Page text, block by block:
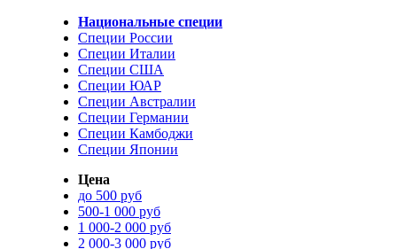
Национальные специи
Специи России
Специи Италии
Специи США
Специи ЮАР
Специи Австралии
Специи Германии
Специи Камбоджи
Специи Японии
Цена
до 500 руб
500-1 000 руб
1 000-2 000 руб
2 000-3 000 руб